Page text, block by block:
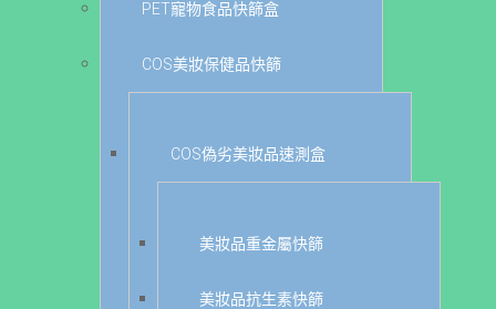
PET寵物食品快篩盒
COS美妝保健品快篩
COS偽劣美妝品速測盒
美妝品重金屬快篩
美妝品抗生素快篩